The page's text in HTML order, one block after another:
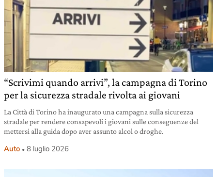
“Scrivimi quando arrivi”, la campagna di Torino
per la sicurezza stradale rivolta ai giovani
La Città di Torino ha inaugurato una campagna sulla sicurezza
stradale per rendere consapevoli i giovani sulle conseguenze del
mettersi alla guida dopo aver assunto alcol o droghe.
Auto 8 luglio 2026